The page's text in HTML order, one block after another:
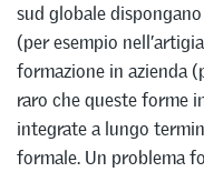
sud globale
(per esempio
formazione in azienda
raro che queste forme
integrate a lungo
formale. Un problema